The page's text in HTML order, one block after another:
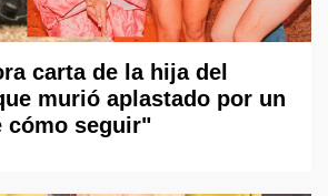
carta de la hija del
murió aplastado por un
cómo seguir"